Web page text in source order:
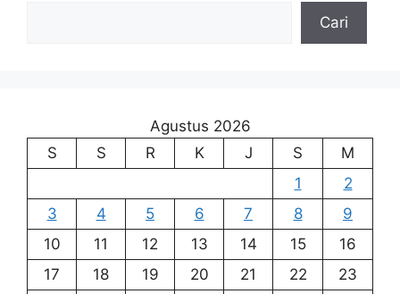
Cari
Agustus 2026
S
S R K J S
M
1
2
3
4 5 6 7 8
9
10
11 12 13 14 15
16
17
18 19 20 21 22
23